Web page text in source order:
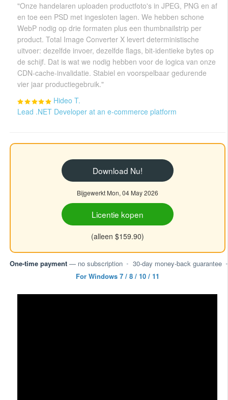
"Onze handelaren uploaden productfoto's in JPEG, PNG en af
en toe een PSD met ingesloten lagen. We hebben schone
WebP nodig op drie formaten plus een thumbnailstrip per
product. Total Image Converter X levert deterministische
uitvoer: dezelfde invoer, dezelfde flags, bit-identieke bytes op
de schijf. Dat is wat we nodig hebben voor de logica van onze
CDN-cache-invalidatie. Stabiel en voorspelbaar gedurende
vier jaar productiegebruik."
Hideo T.
Lead .NET Developer at an e-commerce platform
Download Nu!
Bijgewerkt Mon, 04 May 2026
Licentie kopen
(alleen $159.90)
One-time payment — no subscription • 30-day money-back guarantee •
For Windows 7 / 8 / 10 / 11